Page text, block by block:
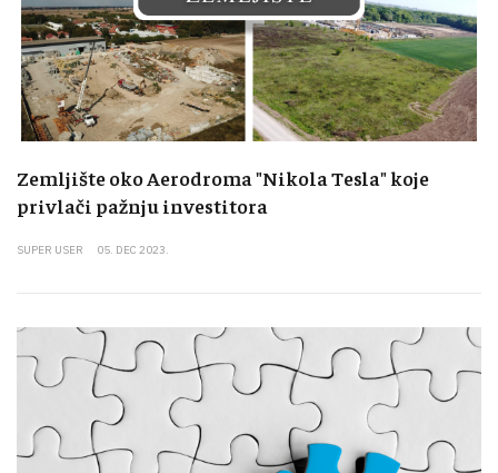
Zemljište oko Aerodroma "Nikola Tesla" koje
privlači pažnju investitora
SUPER USER 05. DEC 2023.